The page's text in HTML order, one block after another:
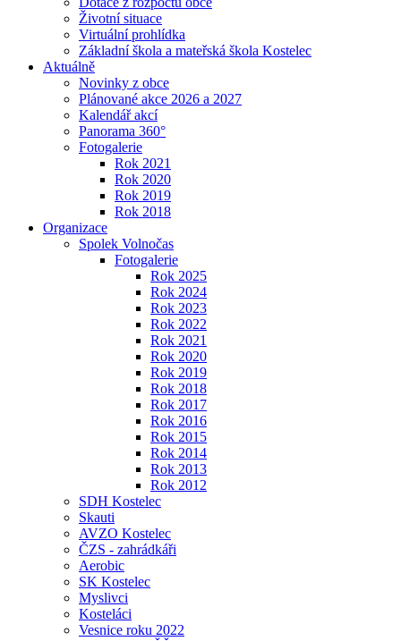
Životní situace
Virtuální prohlídka
Základní škola a mateřská škola Kostelec
Aktuálně
Novinky z obce
Plánované akce 2026 a 2027
Kalendář akcí
Panorama 360°
Fotogalerie
Rok 2021
Rok 2020
Rok 2019
Rok 2018
Organizace
Spolek Volnočas
Fotogalerie
Rok 2025
Rok 2024
Rok 2023
Rok 2022
Rok 2021
Rok 2020
Rok 2019
Rok 2018
Rok 2017
Rok 2016
Rok 2015
Rok 2014
Rok 2013
Rok 2012
SDH Kostelec
Skauti
AVZO Kostelec
ČZS - zahrádkáři
Aerobic
SK Kostelec
Myslivci
Kosteláci
Vesnice roku 2022